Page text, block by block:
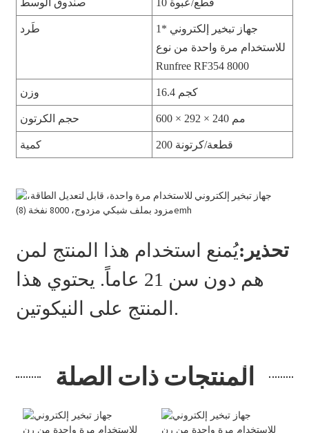
طَرد
1* جهاز تبخير إلكتروني
للاستخدام مرة واحدة من نوع
Runfree RF354 8000
وزن 16.4 كجم
حجم الكرتون 600 × 292 × 240 مم
كمية 200 قطعة/كرتونة
تحذير:يُمنع استخدام هذا المنتج لمن
هم دون سن 21 عاماً. يحتوي هذا
المنتج على النيكوتين.
المنتجات ذات الصلة